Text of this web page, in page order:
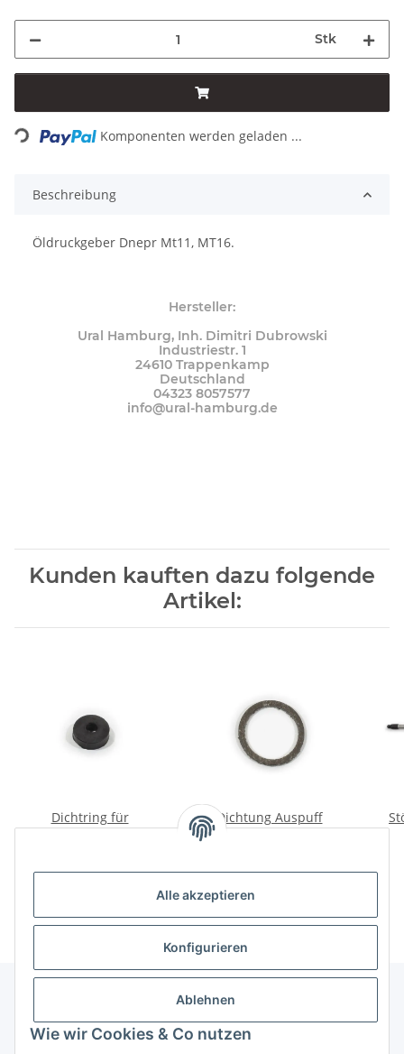
Alle akzeptieren
Konfigurieren
Ablehnen
Wie wir Cookies & Co nutzen
Stk
Komponenten werden geladen ...
Beschreibung
Öldruckgeber Dnepr Mt11, MT16.
Hersteller:
Ural Hamburg, Inh. Dimitri Dubrowski
Industriestr. 1
24610 Trappenkamp
Deutschland
04323 8057577
info@ural-hamburg.de
Kunden kauften dazu folgende
Artikel:
Dichtring für
Dichtung Auspuff
Informationen